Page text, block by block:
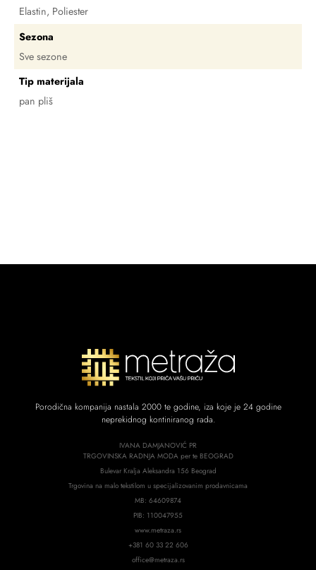
Elastin, Poliester
Sezona
Sve sezone
Tip materijala
pan pliš
Porodična kompanija nastala 2000 te godine, iza koje je 24 godine
neprekidnog kontiniranog rada.
IVANA DAMJANOVIĆ PR
TRGOVINSKA RADNJA MODA per te BEOGRAD
Bulevar Kralja Aleksandra 156 Beograd
Trgovina na malo tekstilom u specijalizovanim prodavnicama
MB: 64609874
PIB: 110047955
www.metraza.rs
+381 60 33 22 606
office@metraza.rs